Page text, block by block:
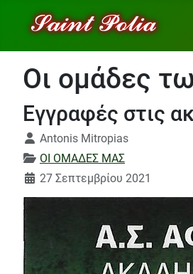
Οι ομάδες
Εγγραφές στις
Λεπτομέρειες
Antonis Mitropias
ΟΙ ΟΜΑΔΕΣ ΜΑΣ
27 Σεπτεμβρίου 2021